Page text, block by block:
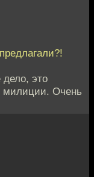
это
милиции. Очень